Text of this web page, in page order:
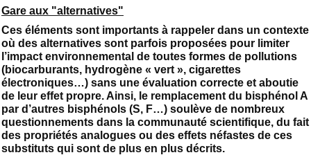
Gare aux "alternatives"
Ces éléments sont importants à rappeler dans un contexte
où des alternatives sont parfois proposées pour limiter
l’impact environnemental de toutes formes de pollutions
(biocarburants, hydrogène « vert », cigarettes
électroniques…) sans une évaluation correcte et aboutie
de leur effet propre. Ainsi, le remplacement du bisphénol A
par d’autres bisphénols (S, F…) soulève de nombreux
questionnements dans la communauté scientifique, du fait
des propriétés analogues ou des effets néfastes de ces
substituts qui sont de plus en plus décrits.